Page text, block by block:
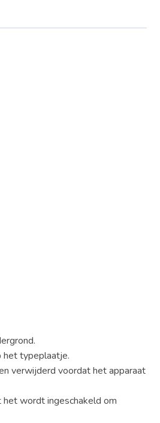
het typeplaatje.
verwijderd voordat het apparaat
wordt ingeschakeld om